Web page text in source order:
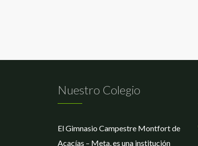
Nuestro Colegio
El Gimnasio Campestre Montfort de
Acacías – Meta, es una institución